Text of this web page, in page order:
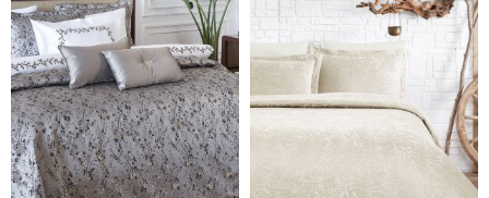
49,490₽ 39,592₽ 26,050 ₽